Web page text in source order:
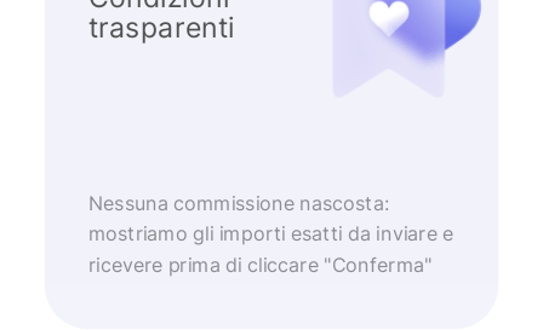
trasparenti
Nessuna commissione nascosta:
mostriamo gli importi esatti da inviare e
ricevere prima di cliccare "Conferma"